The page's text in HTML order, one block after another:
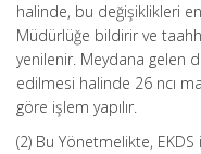
halinde, bu değişiklikleri
Müdürlüğe bildirir ve
yenilenir. Meydana gelen
edilmesi halinde 26 ncı
göre işlem yapılır.
(2) Bu Yönetmelikte,